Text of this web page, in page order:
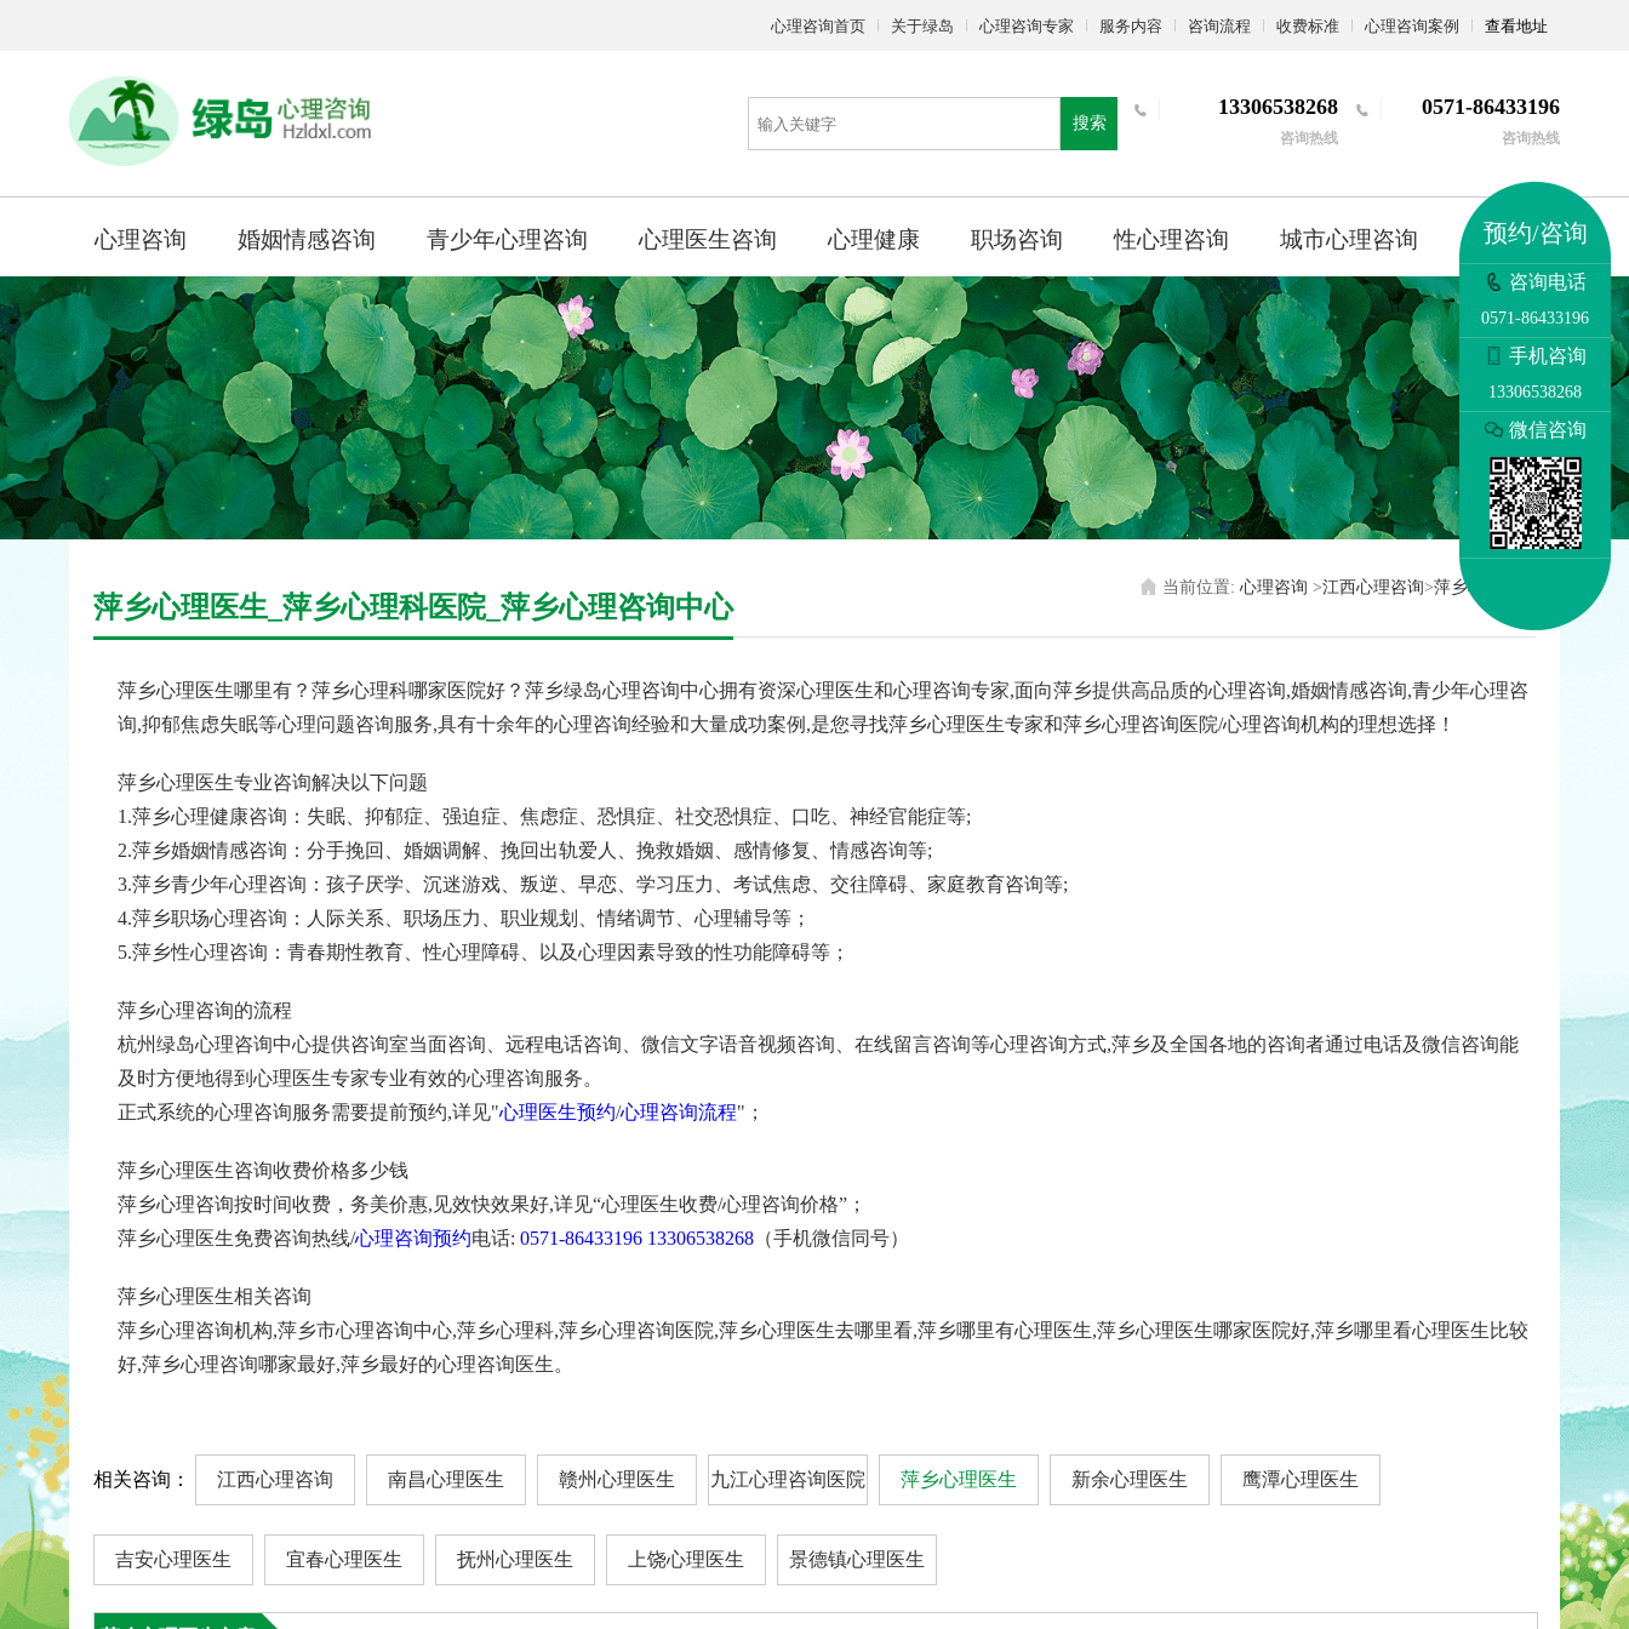
心理咨询首页 关于绿岛 心理咨询专家 服务内容 咨询流程 收费标准 心理咨询案例 查看地址
搜索
13306538268
咨询热线
0571-86433196
咨询热线
心理咨询 婚姻情感咨询 青少年心理咨询 心理医生咨询 心理健康 职场咨询 性心理咨询 城市心理咨询 更多
萍乡心理医生_萍乡心理科医院_萍乡心理咨询中心
当前位置: 心理咨询 >江西心理咨询>萍乡心理医生
萍乡心理医生哪里有？萍乡心理科哪家医院好？萍乡绿岛心理咨询中心拥有资深心理医生和心理咨询专家,面向萍乡提供高品质的心理咨询,婚姻情感咨询,青少年心理咨
询,抑郁焦虑失眠等心理问题咨询服务,具有十余年的心理咨询经验和大量成功案例,是您寻找萍乡心理医生专家和萍乡心理咨询医院/心理咨询机构的理想选择！
萍乡心理医生专业咨询解决以下问题
1.萍乡心理健康咨询：失眠、抑郁症、强迫症、焦虑症、恐惧症、社交恐惧症、口吃、神经官能症等;
2.萍乡婚姻情感咨询：分手挽回、婚姻调解、挽回出轨爱人、挽救婚姻、感情修复、情感咨询等;
3.萍乡青少年心理咨询：孩子厌学、沉迷游戏、叛逆、早恋、学习压力、考试焦虑、交往障碍、家庭教育咨询等;
4.萍乡职场心理咨询：人际关系、职场压力、职业规划、情绪调节、心理辅导等；
5.萍乡性心理咨询：青春期性教育、性心理障碍、以及心理因素导致的性功能障碍等；
萍乡心理咨询的流程
杭州绿岛心理咨询中心提供咨询室当面咨询、远程电话咨询、微信文字语音视频咨询、在线留言咨询等心理咨询方式,萍乡及全国各地的咨询者通过电话及微信咨询能
及时方便地得到心理医生专家专业有效的心理咨询服务。
正式系统的心理咨询服务需要提前预约,详见"心理医生预约/心理咨询流程"；
萍乡心理医生咨询收费价格多少钱
萍乡心理咨询按时间收费，务美价惠,见效快效果好,详见“心理医生收费/心理咨询价格”；
萍乡心理医生免费咨询热线/心理咨询预约电话: 0571-86433196 13306538268 （手机微信同号）
萍乡心理医生相关咨询
萍乡心理咨询机构,萍乡市心理咨询中心,萍乡心理科,萍乡心理咨询医院,萍乡心理医生去哪里看,萍乡哪里有心理医生,萍乡心理医生哪家医院好,萍乡哪里看心理医生比较
好,萍乡心理咨询哪家最好,萍乡最好的心理咨询医生。
相关咨询： 江西心理咨询 南昌心理医生 赣州心理医生 九江心理咨询医院 萍乡心理医生 新余心理医生 鹰潭心理医生
吉安心理医生 宜春心理医生 抚州心理医生 上饶心理医生 景德镇心理医生
预约/咨询
咨询电话
0571-86433196
手机咨询
13306538268
微信咨询